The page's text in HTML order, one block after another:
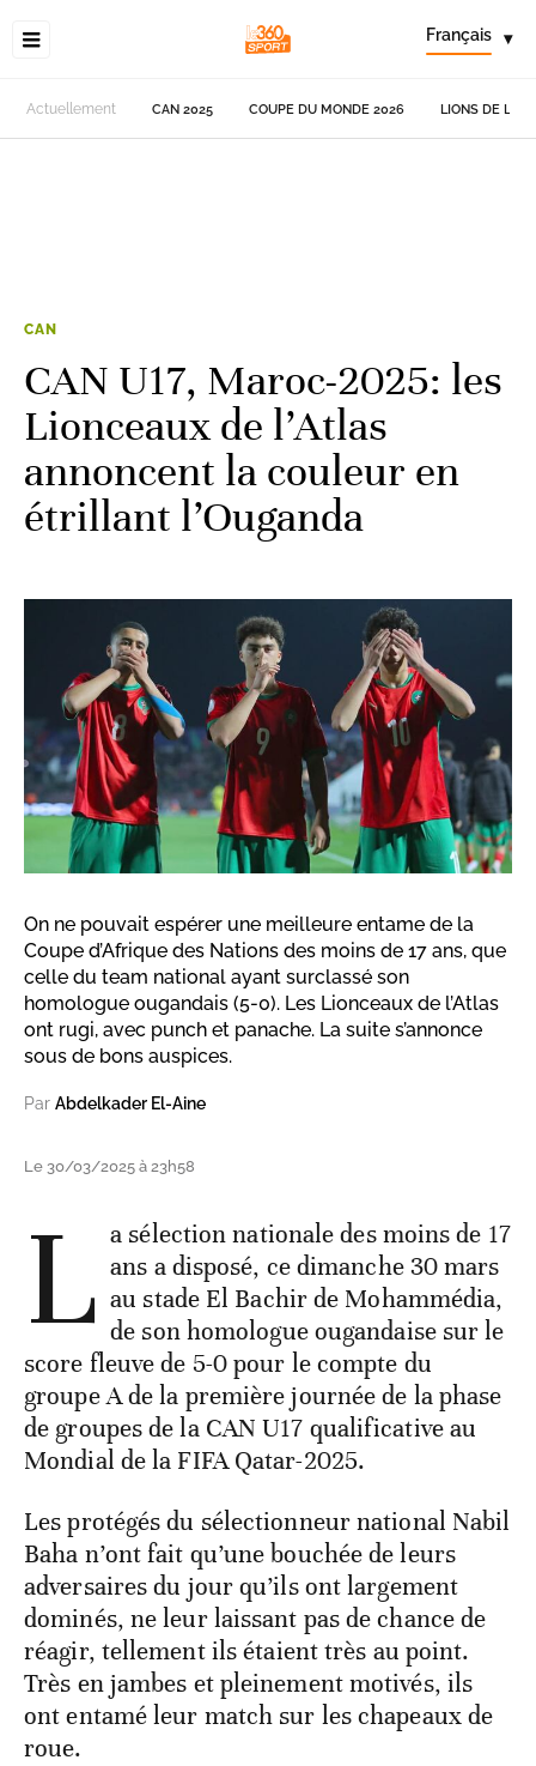
Français ▾
Actuellement CAN 2025 COUPE DU MONDE 2026 LIONS DE
CAN
CAN U17, Maroc-2025: les
Lionceaux de l’Atlas
annoncent la couleur en
étrillant l’Ouganda
On ne pouvait espérer une meilleure entame de la
Coupe d’Afrique des Nations des moins de 17 ans, que
celle du team national ayant surclassé son
homologue ougandais (5-0). Les Lionceaux de l’Atlas
ont rugi, avec punch et panache. La suite s’annonce
sous de bons auspices.
Par Abdelkader El-Aine
Le 30/03/2025 à 23h58
L a sélection nationale des moins de 17
ans a disposé, ce dimanche 30 mars
au stade El Bachir de Mohammédia,
de son homologue ougandaise sur le
score fleuve de 5-0 pour le compte du
groupe A de la première journée de la phase
de groupes de la CAN U17 qualificative au
Mondial de la FIFA Qatar-2025.
Les protégés du sélectionneur national Nabil
Baha n’ont fait qu’une bouchée de leurs
adversaires du jour qu’ils ont largement
dominés, ne leur laissant pas de chance de
réagir, tellement ils étaient très au point.
Très en jambes et pleinement motivés, ils
ont entamé leur match sur les chapeaux de
roue.